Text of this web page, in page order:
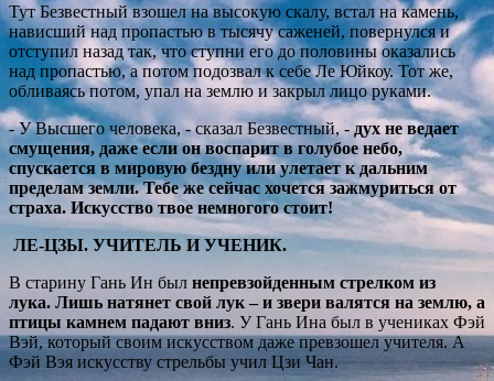
Тут Безвестный взошел на высокую скалу, встал на камень,
нависший над пропастью в тысячу саженей, повернулся и
отступил назад так, что ступни его до половины оказались
над пропастью, а потом подозвал к себе Ле Юйкоу. Тот же,
обливаясь потом, упал на землю и закрыл лицо руками.
- У Высшего человека, - сказал Безвестный, - дух не ведает
смущения, даже если он воспарит в голубое небо,
спускается в мировую бездну или улетает к дальним
пределам земли. Тебе же сейчас хочется зажмуриться от
страха. Искусство твое немногого стоит!
ЛЕ-ЦЗЫ. УЧИТЕЛЬ И УЧЕНИК.
В старину Гань Ин был непревзойденным стрелком из
лука. Лишь натянет свой лук – и звери валятся на землю, а
птицы камнем падают вниз. У Гань Ина был в учениках Фэй
Вэй, который своим искусством даже превзошел учителя. А
Фэй Вэя искусству стрельбы учил Цзи Чан.